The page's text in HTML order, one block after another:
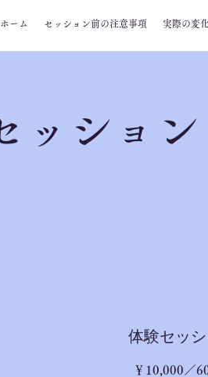
ホーム セッション前の注意事項 実際の変化
ッション
体験セッ
￥10, 000／